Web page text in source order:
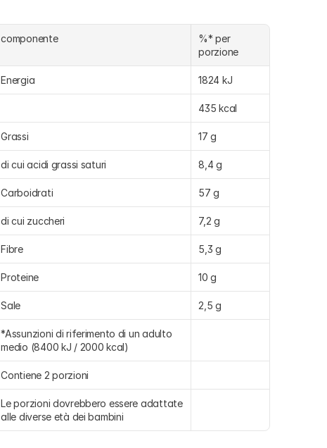
componente
%* per
porzione
Energia 1824 kJ
435 kcal
Grassi 17 g
di cui acidi grassi saturi 8,4 g
Carboidrati 57 g
di cui zuccheri 7,2 g
Fibre 5,3 g
Proteine 10 g
Sale 2,5 g
*Assunzioni di riferimento di un adulto
medio (8400 kJ / 2000 kcal)
Contiene 2 porzioni
Le porzioni dovrebbero essere adattate
alle diverse età dei bambini